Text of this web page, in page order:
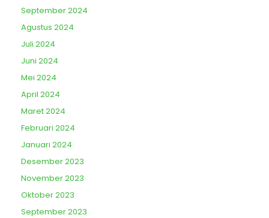
September 2024
Agustus 2024
Juli 2024
Juni 2024
Mei 2024
April 2024
Maret 2024
Februari 2024
Januari 2024
Desember 2023
November 2023
Oktober 2023
September 2023